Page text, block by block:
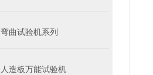
弯曲试验机系列
人造板万能试验机